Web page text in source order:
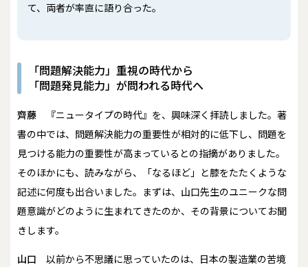
て、両者が率直に語り合った。
「問題解決能力」重視の時代から
「問題発見能力」が問われる時代へ
齊藤 『ニュータイプの時代』を、興味深く拝読しました。著
書の中では、問題解決能力の重要性が相対的に低下し、問題を
見つける能力の重要性が高まっているとの指摘がありました。
そのほかにも、読みながら、「なるほど」と膝をたたくような
記述に何度も出合いました。まずは、山口先生のユニークな問
題意識がどのように生まれてきたのか、その背景についてお聞
きします。
山口 以前から不思議に思っていたのは、日本の製造業の苦境